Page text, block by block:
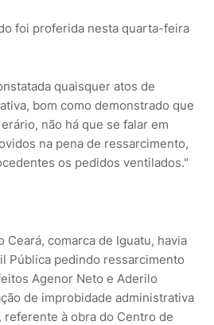
foi proferida nesta quarta-feira
quaisquer atos de
bom como demonstrado que
não há que se falar em
na pena de ressarcimento,
os pedidos ventilados."
Ceará, comarca de Iguatu, havia
Pública pedindo ressarcimento
Agenor Neto e Aderilo
de improbidade administrativa
à obra do Centro de